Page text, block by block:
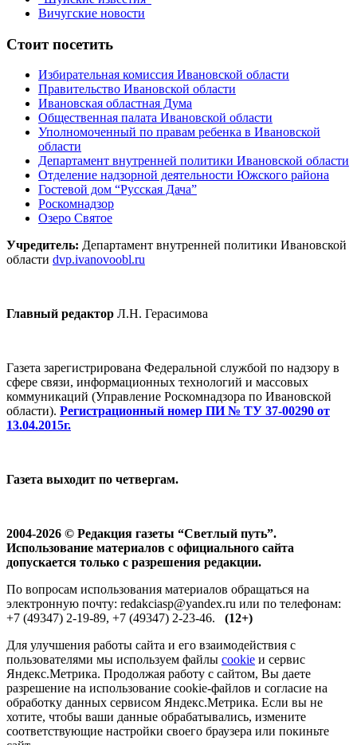
Вичугские новости
Стоит посетить
Избирательная комиссия Ивановской области
Правительство Ивановской области
Ивановская областная Дума
Общественная палата Ивановской области
Уполномоченный по правам ребенка в Ивановской
области
Департамент внутренней политики Ивановской области
Отделение надзорной деятельности Южского района
Гостевой дом “Русская Дача”
Роскомнадзор
Озеро Святое
Учредитель: Департамент внутренней политики Ивановской
области dvp.ivanovoobl.ru
Главный редактор Л.Н. Герасимова
Газета зарегистрирована Федеральной службой по надзору в
сфере связи, информационных технологий и массовых
коммуникаций (Управление Роскомнадзора по Ивановской
области). Регистрационный номер ПИ № ТУ 37-00290 от
13.04.2015г.
Газета выходит по четвергам.
2004-2026 © Редакция газеты “Светлый путь”.
Использование материалов с официального сайта
допускается только с разрешения редакции.
По вопросам использования материалов обращаться на
электронную почту: redakciasp@yandex.ru или по телефонам:
+7 (49347) 2-19-89, +7 (49347) 2-23-46. (12+)
Для улучшения работы сайта и его взаимодействия с
пользователями мы используем файлы cookie и сервис
Яндекс.Метрика. Продолжая работу с сайтом, Вы даете
разрешение на использование cookie-файлов и согласие на
обработку данных сервисом Яндекс.Метрика. Если вы не
хотите, чтобы ваши данные обрабатывались, измените
соответствующие настройки своего браузера или покиньте